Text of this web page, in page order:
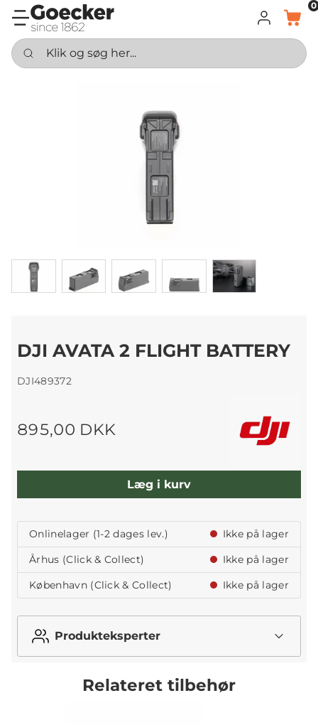
LOG INDKURV
0
Klik og søg her...
DJI AVATA 2 FLIGHT BATTERY
DJI489372
895,00 DKK
Læg i kurv
Onlinelager (1-2 dages lev.)
Ikke på lager
Århus (Click & Collect)
Ikke på lager
København (Click & Collect)
Ikke på lager
Produkteksperter
Relateret tilbehør